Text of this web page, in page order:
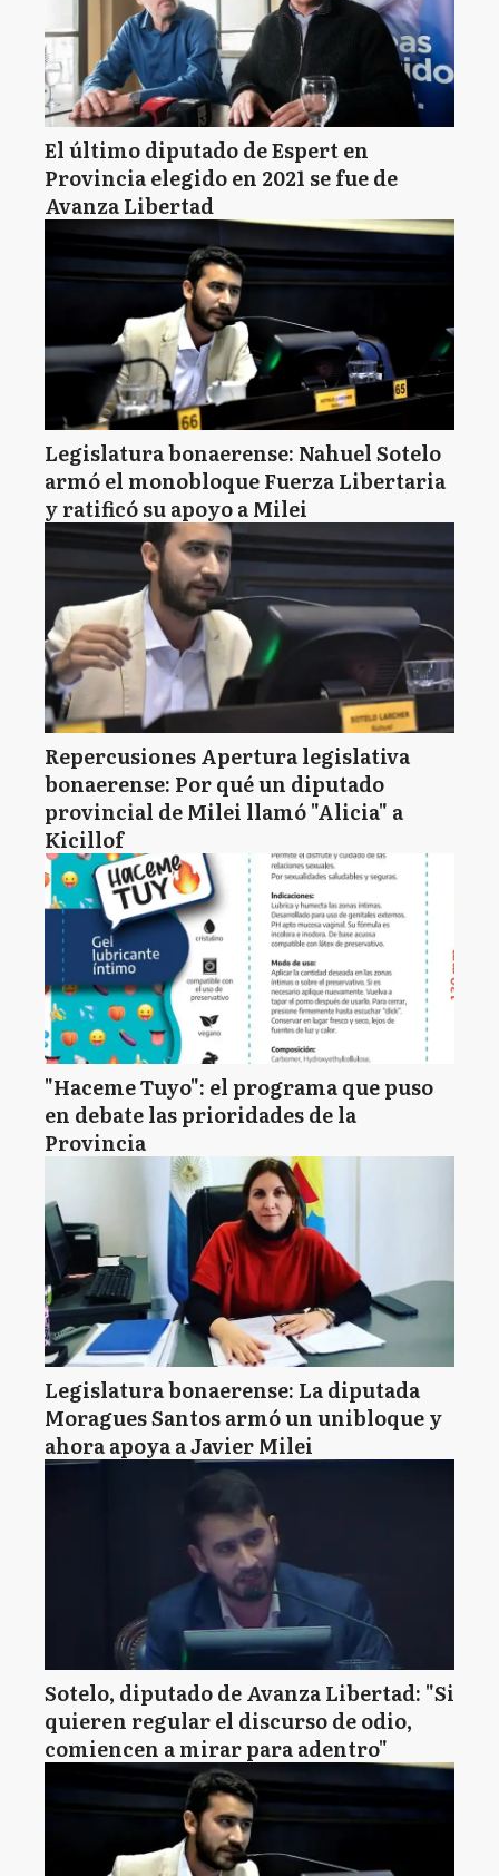
El último diputado de Espert en
Provincia elegido en 2021 se fue de
Avanza Libertad
Legislatura bonaerense: Nahuel Sotelo
armó el monobloque Fuerza Libertaria
y ratificó su apoyo a Milei
Repercusiones Apertura legislativa
bonaerense: Por qué un diputado
provincial de Milei llamó "Alicia" a
Kicillof
"Haceme Tuyo": el programa que puso
en debate las prioridades de la
Provincia
Legislatura bonaerense: La diputada
Moragues Santos armó un unibloque y
ahora apoya a Javier Milei
Sotelo, diputado de Avanza Libertad: "Si
quieren regular el discurso de odio,
comiencen a mirar para adentro"